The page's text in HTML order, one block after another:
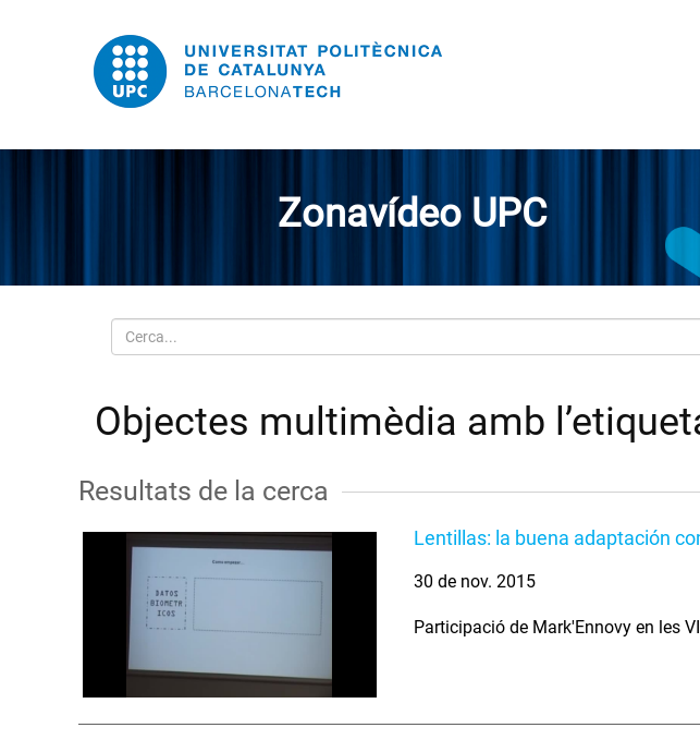
Zonavídeo UPC
Cerca
Objectes multimèdia amb
Resultats de la cerca
Lentillas: la buena adaptación
30 de nov. 2015
Participació de Mark'Ennovy en les